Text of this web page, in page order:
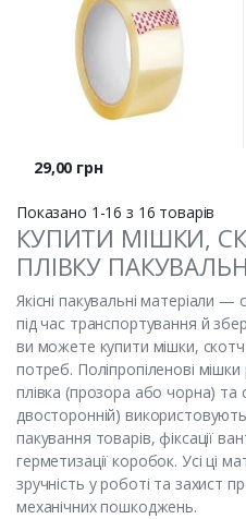
Ціна
29,00 грн
Показано 1-16 з 16 товарів
КУПИТИ МІШКИ,
ПЛІВКУ
Якісні пакувальні матеріали
під час транспортування й
ви можете купити мішки, скотч
потреб. Поліпропіленові мішки
плівка (прозора або чорна) та
двосторонній)
пакування товарів, фіксації
герметизації коробок. Усі ці
зручність у роботі та захист
механічних пошкоджень.